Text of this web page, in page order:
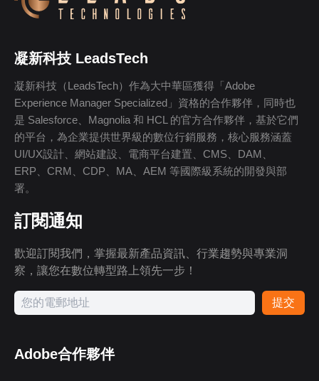
凝新科技 LeadsTech
凝新科技（LeadsTech）作為大中華區獲得「Adobe
Experience Manager Specialized」資格的合作夥伴，同時也
是 Salesforce、Magnolia 和 HCL 的官方合作夥伴，基於它們
的平台，為企業提供世界級的數位行銷服務，核心服務涵蓋
UI/UX設計、網站建設、電商平台建置、CMS、DAM、
ERP、CRM、CDP、MA、AEM 等國際級系統的開發與部
署。
訂閱通知
歡迎訂閱我們，掌握最新產品資訊、行業趨勢與專業洞
察，讓您在數位轉型路上領先一步！
提交
Adobe合作夥伴